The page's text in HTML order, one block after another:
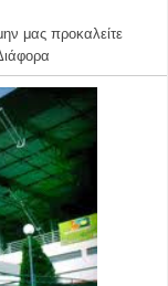
μας προκαλείτε